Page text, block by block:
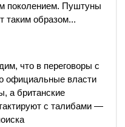
поколением. Пуштуны
таким образом...
что в переговоры с
официальные власти
а британские
с талибами —